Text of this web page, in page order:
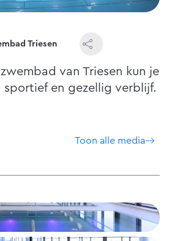
Triesen
van Triesen kun je
sportief en gezellig verblijf.
Toon alle media